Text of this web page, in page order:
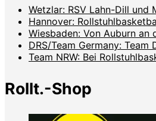
Wetzlar: RSV Lahn-Dill und
Hannover:
Wiesbaden: Von Auburn an
DRS/Team Germany:
Team NRW: Bei
Rollt.-Shop